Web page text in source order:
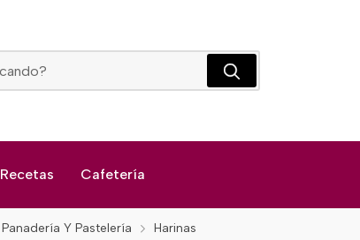
Recetas Cafetería
Panadería Y Pastelería Harinas